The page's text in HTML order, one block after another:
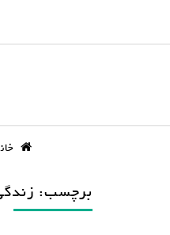
o
برچسب: